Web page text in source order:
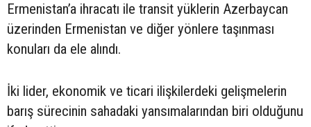
Ermenistan’a ihracatı ile transit yüklerin Azerbaycan
üzerinden Ermenistan ve diğer yönlere taşınması
konuları da ele alındı.
İki lider, ekonomik ve ticari ilişkilerdeki gelişmelerin
barış sürecinin sahadaki yansımalarından biri olduğunu